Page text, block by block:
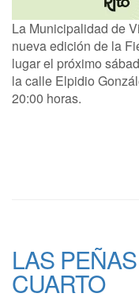
La Municipalidad de
nueva edición de la
lugar el próximo
la calle Elpidio
20:00 horas.
LAS
CUARTO